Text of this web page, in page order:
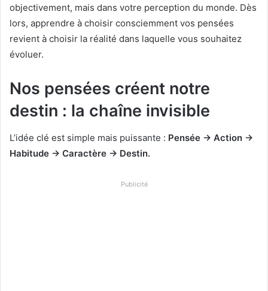
objectivement, mais dans votre perception du monde. Dès
lors, apprendre à choisir consciemment vos pensées
revient à choisir la réalité dans laquelle vous souhaitez
évoluer.
Nos pensées créent notre
destin : la chaîne invisible
L’idée clé est simple mais puissante : Pensée → Action →
Habitude → Caractère → Destin.
Publicité